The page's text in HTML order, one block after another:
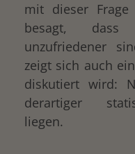
mit dieser Frage
besagt, dass
unzufriedener
zeigt sich auch
diskutiert wird:
derartiger
liegen.